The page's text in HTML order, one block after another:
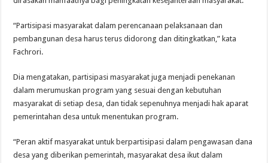
“Partisipasi masyarakat dalam perencanaan pelaksanaan dan
pembangunan desa harus terus didorong dan ditingkatkan,” kata
Fachrori.
Dia mengatakan, partisipasi masyarakat juga menjadi penekanan
dalam merumuskan program yang sesuai dengan kebutuhan
masyarakat di setiap desa, dan tidak sepenuhnya menjadi hak aparat
pemerintahan desa untuk menentukan program.
“Peran aktif masyarakat untuk berpartisipasi dalam pengawasan dana
desa yang diberikan pemerintah, masyarakat desa ikut dalam